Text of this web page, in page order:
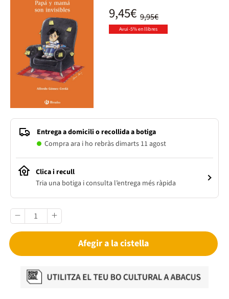
9,95€
9,45€
Avui -5% en llibres
Entrega a domicili o recollida a botiga
Compra ara i ho rebràs dimarts 11 agost
Clica i recull
Tria una botiga i consulta l’entrega més ràpida
Afegir a la cistella